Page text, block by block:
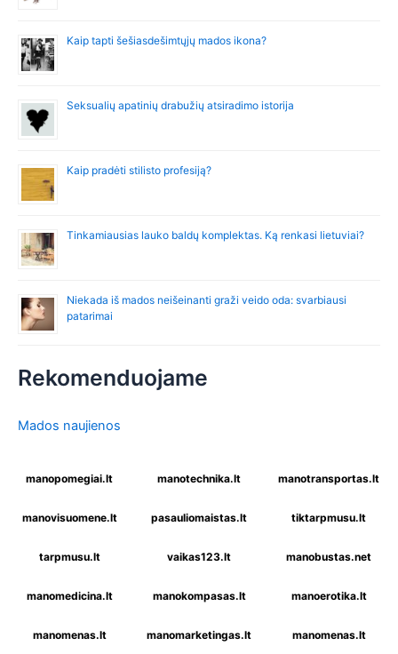
Kaip tapti šešiasdešimtųjų mados ikona?
Seksualių apatinių drabužių atsiradimo istorija
Kaip pradėti stilisto profesiją?
Tinkamiausias lauko baldų komplektas. Ką renkasi lietuviai?
Niekada iš mados neišeinanti graži veido oda: svarbiausi
patarimai
Rekomenduojame
Mados naujienos
manopomegiai.lt manotechnika.lt manotransportas.lt
manovisuomene.lt pasauliomaistas.lt tiktarpmusu.lt
tarpmusu.lt vaikas123.lt manobustas.net
manomedicina.lt manokompasas.lt manoerotika.lt
manomenas.lt manomarketingas.lt manomenas.lt